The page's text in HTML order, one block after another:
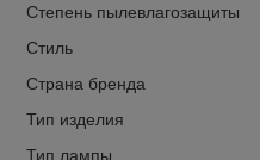
Степень пылевлагозащиты
Стиль
Страна бренда
Тип изделия
Тип лампы